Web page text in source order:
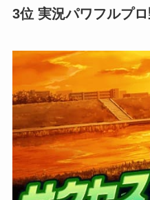
3位 実況パワフルプ